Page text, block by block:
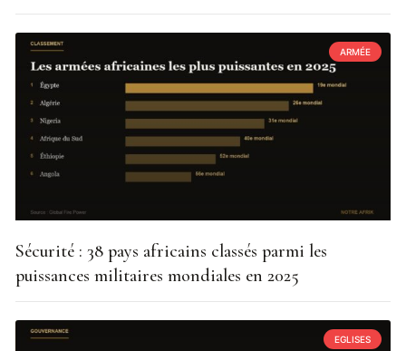
ARMÉE
Sécurité : 38 pays africains classés parmi les
puissances militaires mondiales en 2025
EGLISES